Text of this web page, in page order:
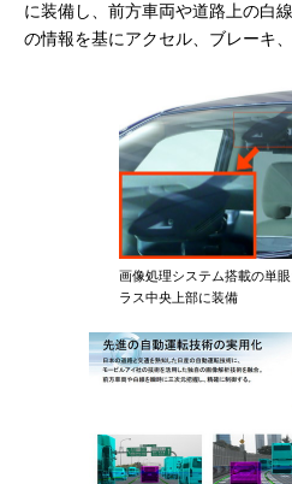
に装備し、前方車両や道路上の白
の情報を基にアクセル、ブレーキ
画像処理システム搭載の単
ラス中央上部に装備